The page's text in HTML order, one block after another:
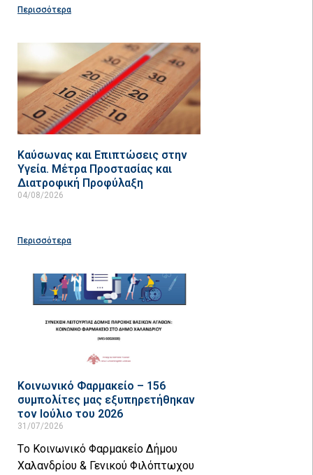
Περισσότερα
Καύσωνας και Επιπτώσεις στην
Υγεία. Μέτρα Προστασίας και
Διατροφική Προφύλαξη
04/08/2026
Περισσότερα
Κοινωνικό Φαρμακείο – 156
συμπολίτες μας εξυπηρετήθηκαν
τον Ιούλιο του 2026
31/07/2026
Tο Κοινωνικό Φαρμακείο Δήμου
Χαλανδρίου & Γενικού Φιλόπτωχου